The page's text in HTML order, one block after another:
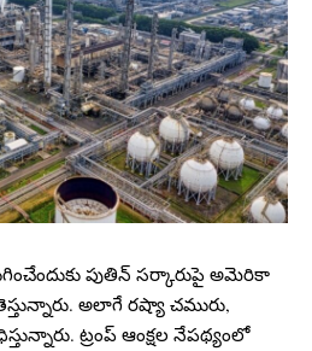
పుతిన్ సర్కారుపై అమెరికా
తెస్తున్నారు. అలాగే రష్యా చమురు,
ట్రంప్ ఆంక్షల నేపథ్యంలో